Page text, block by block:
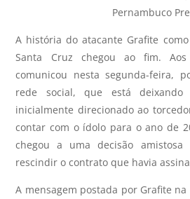
Pernambuco
A história do atacante Grafite
Santa Cruz chegou ao fim.
comunicou nesta segunda-feira,
rede social, que está
inicialmente direcionado ao
contar com o ídolo para o ano de
chegou a uma decisão
rescindir o contrato que havia
A mensagem postada por Grafite